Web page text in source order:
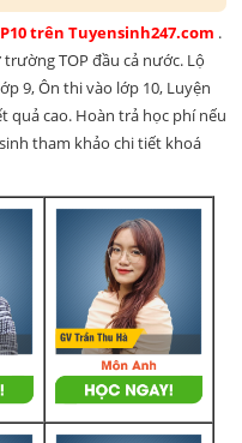
trên Tuyensinh247.com .
TOP đầu cả nước. Lộ
9, Ôn thi vào lớp 10, Luyện
quả cao. Hoàn trả học phí nếu
tham khảo chi tiết khoá